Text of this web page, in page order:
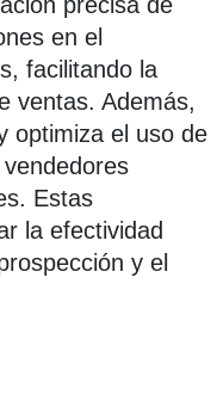
en el
facilitando la
ventas. Además,
optimiza el uso de
Estas
la efectividad
y el